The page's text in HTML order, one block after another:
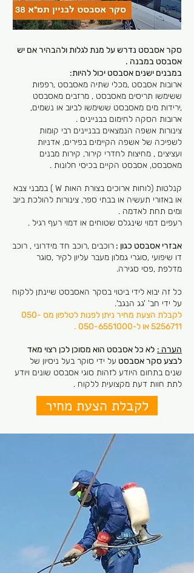
סקר אסבסט נדרש על מנת לגלות ולהבהיר אם יש
אסבסט במבנה .
במבנים ישנים אסבסט יכול להיות:
ארובות אסבסט ,מכלי שתיה מאסבסט ,רפפות
ששימשו תריסים מאסבסט , מרזבים מאסבסט
,ירידות מים מאסבסט ששימשו לביוב או נשמים,
ארובות הסקה לחימום בבניינים .
צינורות אשפה הנמצאים בבניינים רבי קומות
לשפיכה של אשפה הקיימים בפירים, אדניות
ועציצים , מחיצות לחדרי קירור, קירות מבנים
מאסבסט, אסבסט הקיים בכיסי חלונות .
קנלטות (לוחות ארוכים בצורת האות W ) במבני צבא
או באזורי תעשיה או בבתי ספר, צינורות להולכת ביוב
ומים תחת לאדמה .
רעפים דמוי שינגלס שטוחים או דמוי רעף רגיל .
אבזרי אסבסט כגון : רוכבים ,רוכב חד מידרוני , רוכב
דו שיפועי ,סוגרי גמלון מעבר עליון לקיר ,סוגר
מדלפת ,פסי סגירה.
כל זה יבוא לידי ביטוי בסקר האסבסט שיינתן ללקוח
על ידי חב' 'גג הנגב'.
לקבלת הצעת מחיר ניתן לפנות לטלפון מס 050-
5256711או ל-050-6551000 .
הערה : לא כל אסבסט הוא מסוכן לכן רצוי מאד
לבצע סקר אסבסט על ידי סוקר בעל ניסיון של
שנים בתחום היודע לזהות סוגי אסבסט שונים ויודע
לתת חוות דעת מקצועית ללקוח .
לקבלת הצעת מחיר